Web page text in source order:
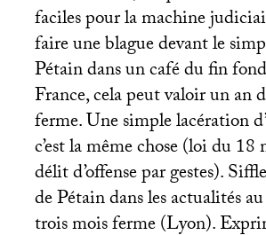
faciles pour la machine
faire une blague devant le
Pétain dans un café du fin
France, cela peut valoir un an
ferme. Une simple lacération
c’est la même chose (loi du
délit d’offense par gestes).
de Pétain dans les actualités au
trois mois ferme (Lyon).